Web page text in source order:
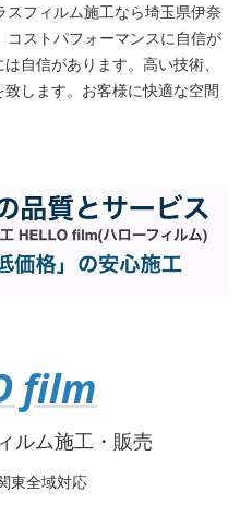
フィルム施工なら埼玉県伊奈
ストパフォーマンスに自信が
自信があります。高い技術、
します。お客様に快適な空間
film
ルム施工・販売
東全域対応